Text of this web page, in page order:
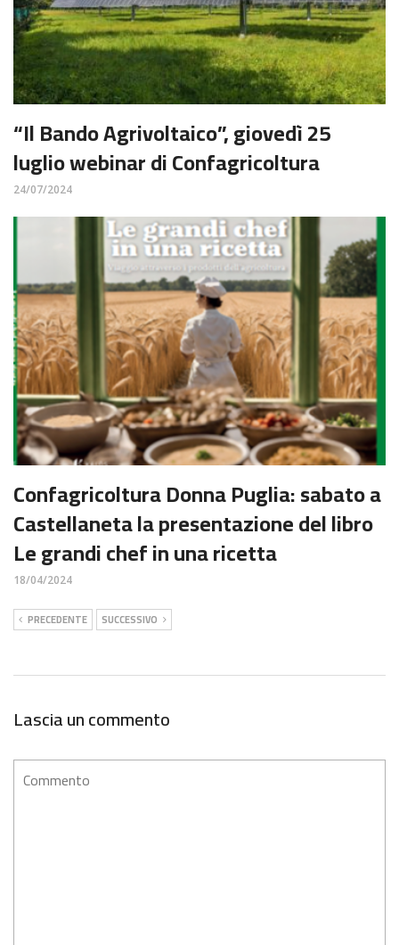
“Il Bando Agrivoltaico”, giovedì 25
luglio webinar di Confagricoltura
24/07/2024
Confagricoltura Donna Puglia: sabato a
Castellaneta la presentazione del libro
Le grandi chef in una ricetta
18/04/2024
PRECEDENTE SUCCESSIVO
Lascia un commento